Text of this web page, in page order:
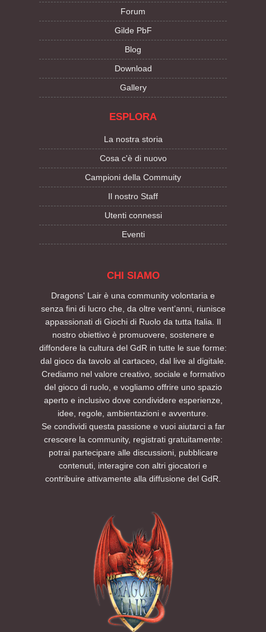
Forum
Gilde PbF
Blog
Download
Gallery
ESPLORA
La nostra storia
Cosa c'è di nuovo
Campioni della Commuity
Il nostro Staff
Utenti connessi
Eventi
CHI SIAMO
Dragons' Lair è una community volontaria e
senza fini di lucro che, da oltre vent’anni, riunisce
appassionati di Giochi di Ruolo da tutta Italia. Il
nostro obiettivo è promuovere, sostenere e
diffondere la cultura del GdR in tutte le sue forme:
dal gioco da tavolo al cartaceo, dal live al digitale.
Crediamo nel valore creativo, sociale e formativo
del gioco di ruolo, e vogliamo offrire uno spazio
aperto e inclusivo dove condividere esperienze,
idee, regole, ambientazioni e avventure.
Se condividi questa passione e vuoi aiutarci a far
crescere la community, registrati gratuitamente:
potrai partecipare alle discussioni, pubblicare
contenuti, interagire con altri giocatori e
contribuire attivamente alla diffusione del GdR.